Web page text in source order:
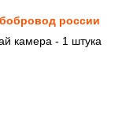
россии
камера - 1 штука